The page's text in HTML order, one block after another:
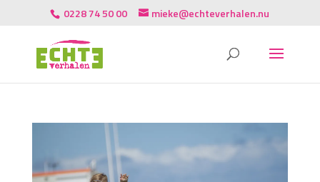
0228 74 50 00 mieke@echteverhalen.nu